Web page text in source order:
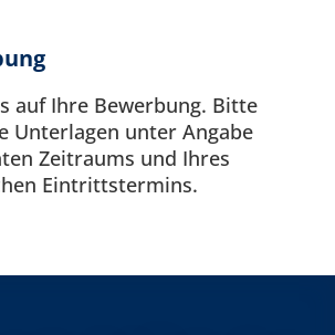
auf Ihre Bewerbung. Bitte
Unterlagen unter Angabe
Zeitraums und Ihres
Eintrittstermins.